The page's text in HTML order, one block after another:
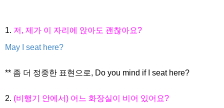
1. 저, 제가 이 자리에 앉아도 괜찮아요?
May I seat here?
** 좀 더 정중한 표현으로, Do you mind if I seat here?
2. (비행기 안에서) 어느 화장실이 비어 있어요?